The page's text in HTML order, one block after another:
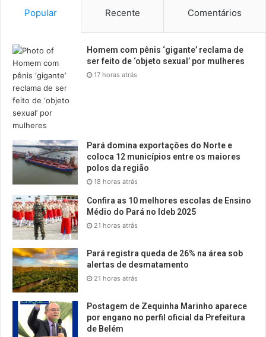
Popular Recente Comentários
Homem com pênis ‘gigante’ reclama de
ser feito de ‘objeto sexual’ por mulheres
17 horas atrás
Pará domina exportações do Norte e
coloca 12 municípios entre os maiores
polos da região
18 horas atrás
Confira as 10 melhores escolas de Ensino
Médio do Pará no Ideb 2025
21 horas atrás
Pará registra queda de 26% na área sob
alertas de desmatamento
21 horas atrás
Postagem de Zequinha Marinho aparece
por engano no perfil oficial da Prefeitura
de Belém